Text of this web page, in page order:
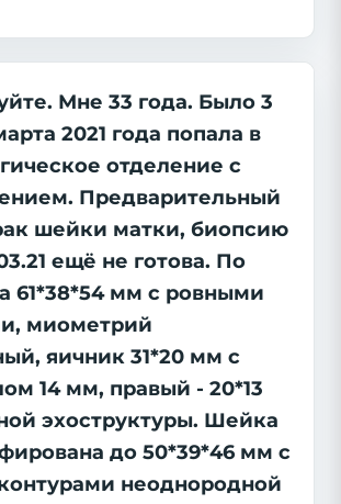
Мне 33 года. Было 3
2021 года попала в
отделение с
Предварительный
шейки матки, биопсию
ещё не готова. По
61*38*54 мм с ровными
миометрий
яичник 31*20 мм с
14 мм, правый - 20*13
эхоструктуры. Шейка
до 50*39*46 мм с
неоднородной